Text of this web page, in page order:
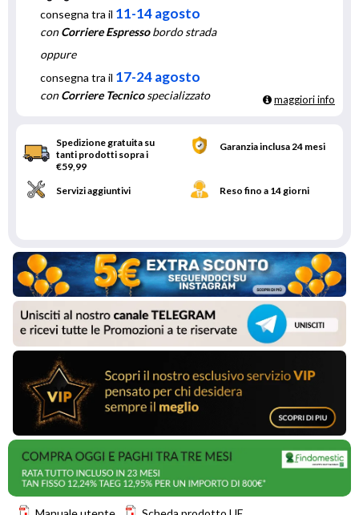
consegna tra il 11-14 agosto
conCorriere Espressobordo strada
oppure
consegna tra il 17-24 agosto
conCorriere Tecnicospecializzato maggiori info
Spedizione gratuita su
tanti prodotti sopra i
€59,99
Garanzia inclusa 24 mesi
Servizi aggiuntivi Reso fino a 14 giorni